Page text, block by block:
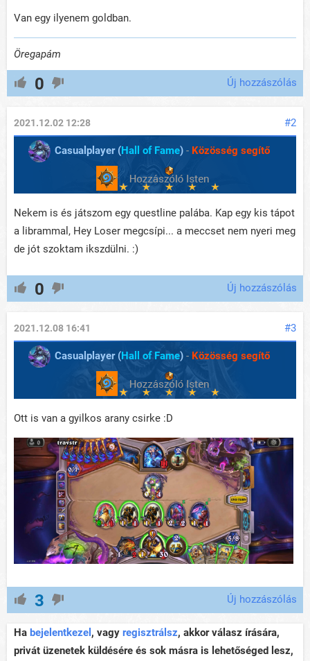
Van egy ilyenem goldban.
Öregapám
0 Új hozzászólás
#2
2021.12.02 12:28
Casualplayer (Hall of Fame) - Közösség segítő
Nekem is és játszom egy questline palába. Kap egy kis tápot
a librammal, Hey Loser megcsípi... a meccset nem nyeri meg
de jót szoktam ikszdülni. :)
0 Új hozzászólás
#3
2021.12.08 16:41
Casualplayer (Hall of Fame) - Közösség segítő
Ott is van a gyilkos arany csirke :D
3 Új hozzászólás
Ha bejelentkezel , vagy regisztrálsz, akkor válasz írására,
privát üzenetek küldésére és sok másra is lehetőséged lesz,